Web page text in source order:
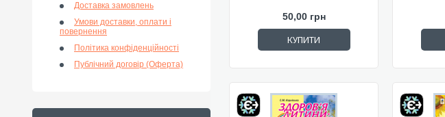
Доставка замовлень
Умови доставки, оплати і
повернення
Політика конфіденційності
Публічний договір (Оферта)
50,00 грн
КУПИТИ